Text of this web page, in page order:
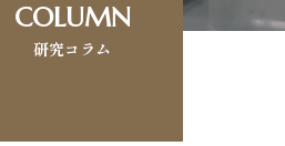
COLUMN
研究コラム